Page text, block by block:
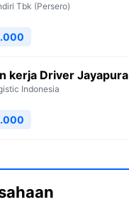
Tbk (Persero)
kerja Driver Jayapura
Indonesia